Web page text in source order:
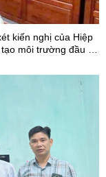
kiến nghị của Hiệp
môi trường đầu tư